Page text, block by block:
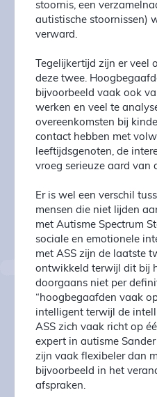
stoornis, een
autistische stoornissen)
verward.
Tegelijkertijd zijn er veel
deze twee.
bijvoorbeeld vaak ook
werken en veel te
overeenkomsten bij
contact hebben met
leeftijdsgenoten, de
vroeg serieuze aard van
Er is wel een verschil
mensen die niet lijden
met Autisme Spectrum
sociale en emotionele
met ASS zijn de laatste
ontwikkeld terwijl dit bij
doorgaans niet per
“hoogbegaafden vaak
intelligent terwijl de
ASS zich vaak richt op
expert in autisme
zijn vaak flexibeler dan
bijvoorbeeld in het
afspraken.